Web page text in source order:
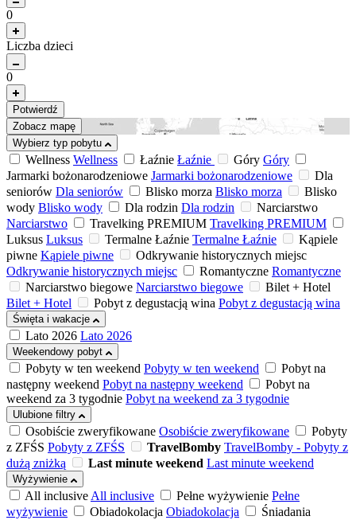
0
Liczba dzieci
0
Potwierdź
Zobacz mapę
Wybierz typ pobytu
Wellness Wellness Łaźnie Łaźnie Góry Góry
Jarmarki bożonarodzeniowe Jarmarki bożonarodzeniowe
Dla
seniorów Dla seniorów Blisko morza Blisko morza
Blisko
wody Blisko wody Dla rodzin Dla rodzin
Narciarstwo
Narciarstwo
Travelking PREMIUM Travelking PREMIUM
Luksus Luksus Termalne Łaźnie Termalne Łaźnie
Kąpiele
piwne Kąpiele piwne
Odkrywanie historycznych miejsc
Odkrywanie historycznych miejsc
Romantyczne Romantyczne
Narciarstwo biegowe Narciarstwo biegowe
Bilet + Hotel
Bilet + Hotel
Pobyt z degustacją wina Pobyt z degustacją wina
Święta i wakacje
Lato 2026 Lato 2026
Weekendowy pobyt
Pobyty w ten weekend Pobyty w ten weekend
Pobyt na
następny weekend Pobyt na następny weekend
Pobyt na
weekend za 3 tygodnie Pobyt na weekend za 3 tygodnie
Ulubione filtry
Osobiście zweryfikowane Osobiście zweryfikowane
Pobyty
z ZFŚS Pobyty z ZFŚS TravelBomby TravelBomby - Pobyty z
dużą zniżką
Last minute weekend Last minute weekend
Wyżywienie
All inclusiveAll inclusive Pełne wyżywienie Pełne
wyżywienie
Obiadokolacja Obiadokolacja
Śniadania